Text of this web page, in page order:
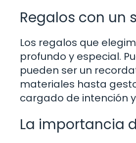
Regalos con un
Los regalos que
profundo y especial.
pueden ser un
materiales hasta
cargado de intención
La importancia